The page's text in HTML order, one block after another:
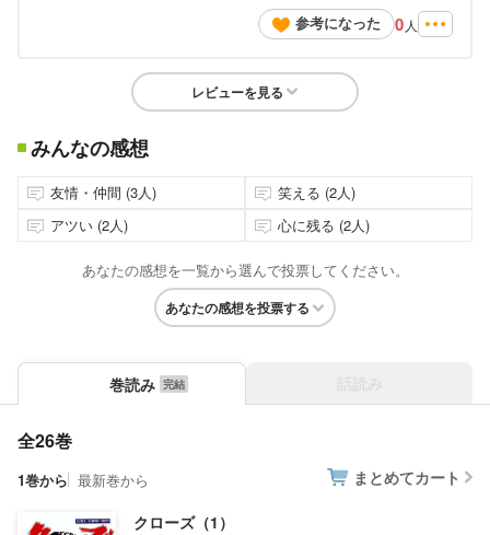
参考になった
0 人
レビューを見る
みんなの感想
友情・仲間 (3人)
笑える (2人)
アツい (2人)
心に残る (2人)
あなたの感想を一覧から選んで投票してください。
あなたの感想を投票する
巻読み
全26巻
1巻から 最新巻から まとめてカート
クローズ（1）